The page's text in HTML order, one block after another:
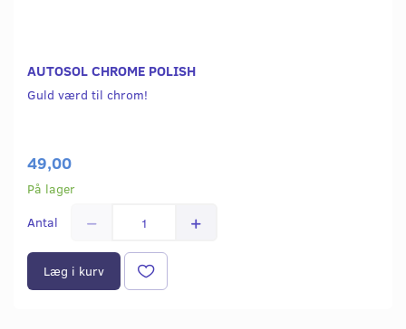
AUTOSOL CHROME POLISH
Guld værd til chrom!
49,00
På lager
Antal
Læg i kurv